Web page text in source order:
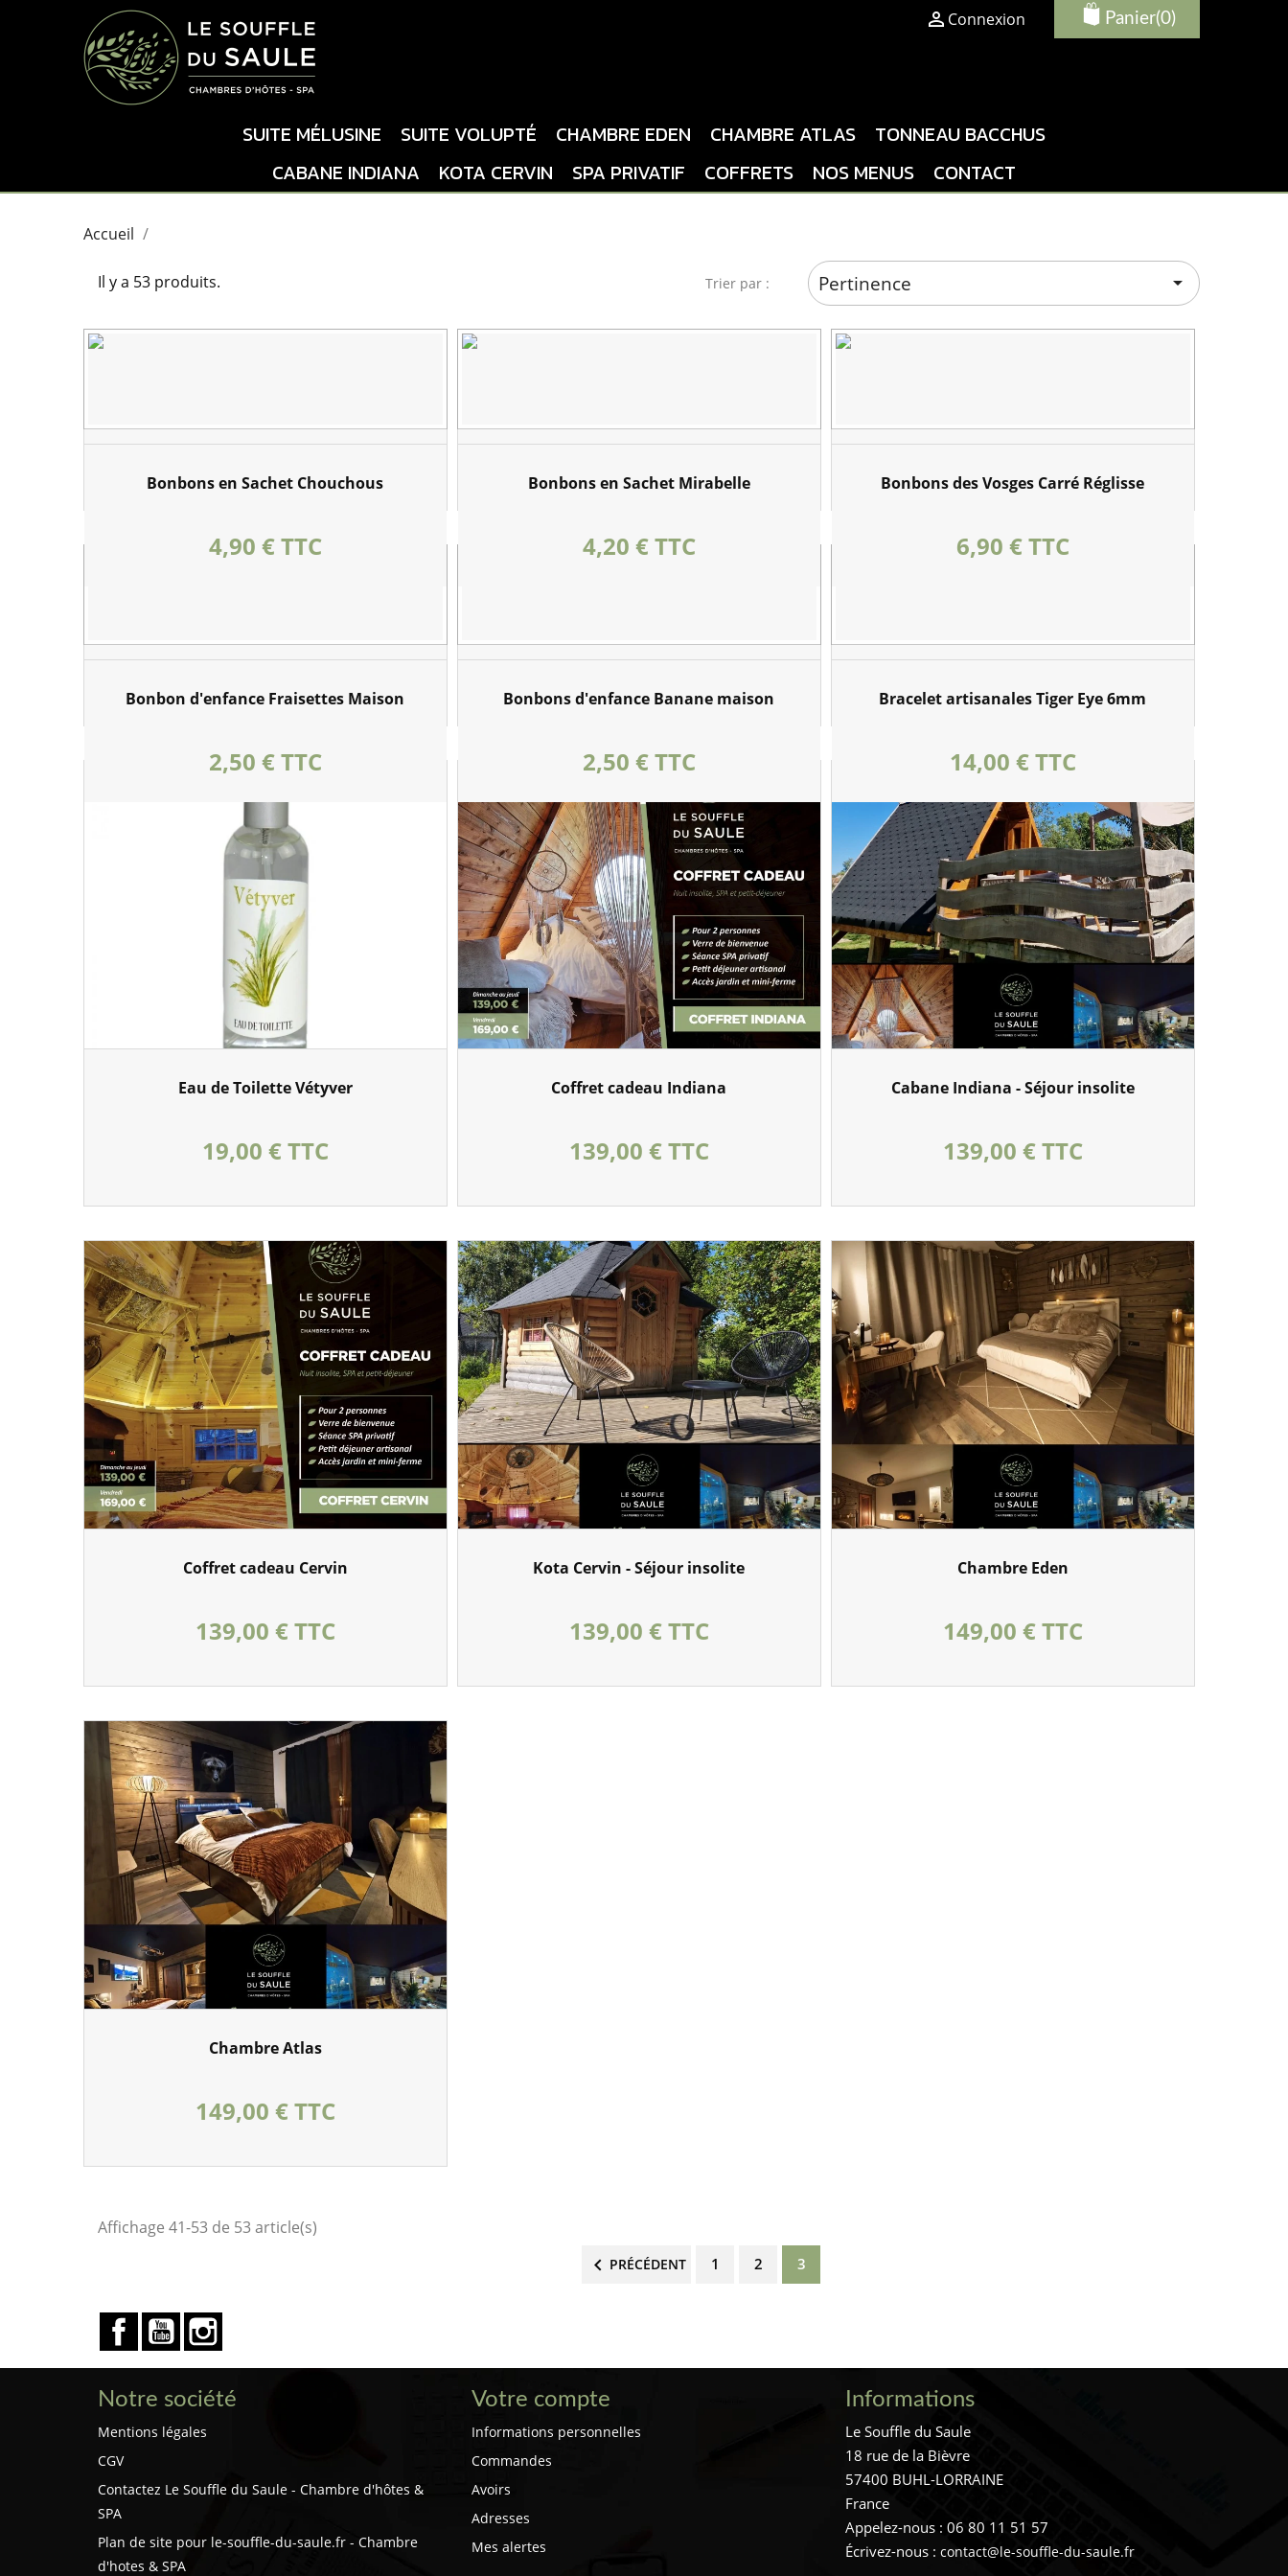
 Connexion Panier(0)
SUITE MÉLUSINE SUITE VOLUPTÉ CHAMBRE EDEN CHAMBRE ATLAS
TONNEAU BACCHUS
CABANE INDIANA
KOTA CERVIN SPA PRIVATIF COFFRETS NOS MENUS CONTACT
Accueil
Il y a 53 produits. Trier par : Pertinence 
Bonbons en Sachet Chouchous
Prix
4,90 € TTC
Bonbons en Sachet Mirabelle
Prix
4,20 € TTC
Bonbons des Vosges Carré Réglisse
Prix
6,90 € TTC
Bonbon d'enfance Fraisettes Maison
Prix
2,50 € TTC
Bonbons d'enfance Banane maison
Prix
2,50 € TTC
Bracelet artisanales Tiger Eye 6mm
Prix
14,00 € TTC
Eau de Toilette Vétyver
Prix
19,00 € TTC
Coffret cadeau Indiana
Prix
139,00 € TTC
Cabane Indiana - Séjour insolite
Prix
139,00 € TTC
Coffret cadeau Cervin
Prix
139,00 € TTC
Kota Cervin - Séjour insolite
Prix
139,00 € TTC
Chambre Eden
Prix
149,00 € TTC
Chambre Atlas
Prix
149,00 € TTC
Affichage 41-53 de 53 article(s)
 PRÉCÉDENT 1 2 3
FacebookYouTube
Notre société
Mentions légales
CGV
Contactez Le Souffle du Saule - Chambre d'hôtes &
SPA
Plan de site pour le-souffle-du-saule.fr - Chambre
d'hotes & SPA
Votre compte
Informations personnelles
Commandes
Avoirs
Adresses
Mes alertes
Informations
Le Souffle du Saule
18 rue de la Bièvre
57400 BUHL-LORRAINE
France
Appelez-nous : 06 80 11 51 57
Écrivez-nous : contact@le-souffle-du-saule.fr